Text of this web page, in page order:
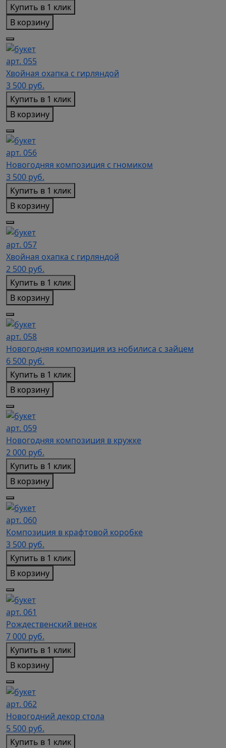
Купить в 1 клик
В корзину
арт. 055
Хвойная охапка с гирляндой
3 500 руб.
Купить в 1 клик
В корзину
арт. 056
Новогодняя композиция с гномиком
3 500 руб.
Купить в 1 клик
В корзину
арт. 057
Хвойная охапка с гирляндой
2 500 руб.
Купить в 1 клик
В корзину
арт. 058
Новогодняя композиция из нобилиса с зайцем
6 500 руб.
Купить в 1 клик
В корзину
арт. 059
Новогодняя композиция в кружке
2 000 руб.
Купить в 1 клик
В корзину
арт. 060
Композиция в крафтовой коробке
3 500 руб.
Купить в 1 клик
В корзину
арт. 061
Рождественский венок
7 000 руб.
Купить в 1 клик
В корзину
арт. 062
Новогодний декор стола
5 500 руб.
Купить в 1 клик